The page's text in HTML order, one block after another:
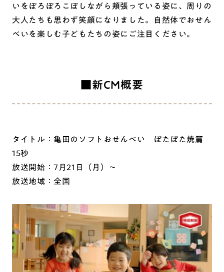
いをぽろぽろこぼしながら頬張っている姿に、周りの
大人たちも思わず笑顔になりました。自然体でおせん
べいを楽しむ子どもたちの姿にご注目ください。
■新CM概要
タイトル：亀田のソフトおせんべい ぽたぽた焼篇
15秒
放送開始：7月21日（月）～
放送地域：全国